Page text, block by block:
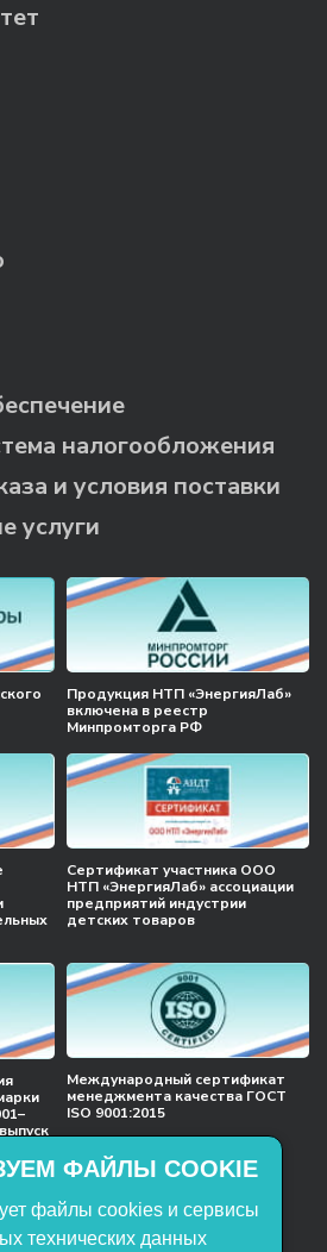
налогообложения
и условия поставки
услуги
Продукция НТП «ЭнергияЛаб»
включена в реестр
Минпромторга РФ
Сертификат участника ООО
НТП «ЭнергияЛаб» ассоциации
предприятий индустрии
детских товаров
Международный сертификат
менеджмента качества ГОСТ
ISO 9001:2015
Все права
информация
ФАЙЛЫ COOKIE
файлы cookies и сервисы
технических данных